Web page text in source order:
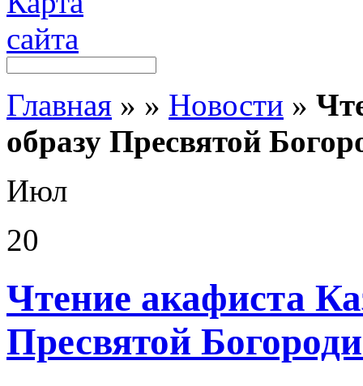
Главная » » Новости »
образу Пресвятой
Июл
20
Чтение акафиста
Пресвятой